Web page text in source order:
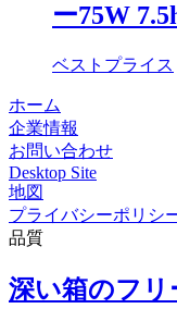
ー75W
ベストプライス
ホーム
企業情報
お問い合わせ
Desktop Site
地図
プライバシーポリシ
品質
深い箱のフリ